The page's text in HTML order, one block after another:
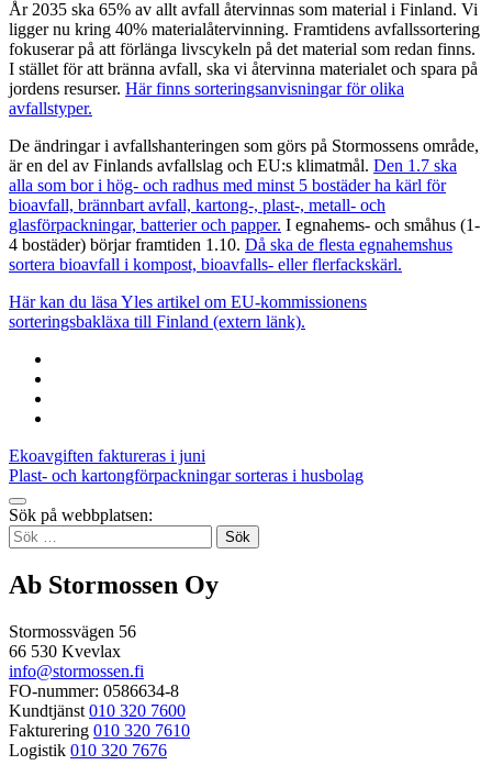
År 2035 ska 65% av allt avfall återvinnas som material i Finland. Vi
ligger nu kring 40% materialåtervinning. Framtidens avfallssortering
fokuserar på att förlänga livscykeln på det material som redan finns.
I stället för att bränna avfall, ska vi återvinna materialet och spara på
jordens resurser. Här finns sorteringsanvisningar för olika
avfallstyper.
De ändringar i avfallshanteringen som görs på Stormossens område,
är en del av Finlands avfallslag och EU:s klimatmål. Den 1.7 ska
alla som bor i hög- och radhus med minst 5 bostäder ha kärl för
bioavfall, brännbart avfall, kartong-, plast-, metall- och
glasförpackningar, batterier och papper. I egnahems- och småhus (1-
4 bostäder) börjar framtiden 1.10. Då ska de flesta egnahemshus
sortera bioavfall i kompost, bioavfalls- eller flerfackskärl.
Här kan du läsa Yles artikel om EU-kommissionens
sorteringsbakläxa till Finland (extern länk).
email
Inläggsnavigering
Ekoavgiften faktureras i juni
Plast- och kartongförpackningar sorteras i husbolag
Tillbaka
up
Sök på webbplatsen:
Sök
efter:
Ab Stormossen Oy
Stormossvägen 56
66 530 Kvevlax
info@stormossen.fi
FO-nummer: 0586634-8
Kundtjänst 010 320 7600
Fakturering 010 320 7610
Logistik 010 320 7676